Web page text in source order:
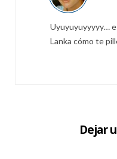
Uyuyuyuyyyyy…
Lanka cómo te
Dejar